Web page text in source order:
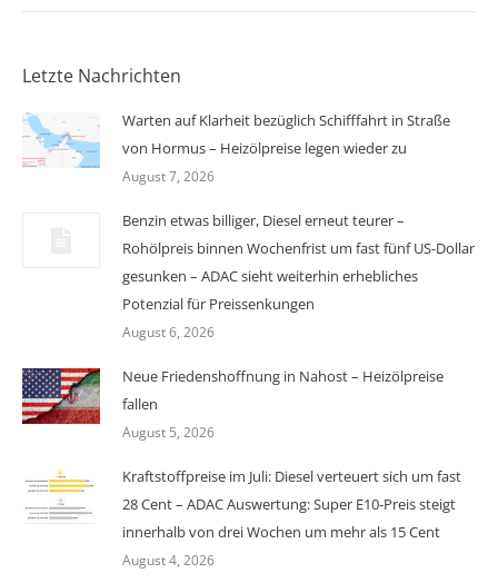
Letzte Nachrichten
Warten auf Klarheit bezüglich Schifffahrt in Straße
von Hormus – Heizölpreise legen wieder zu
August 7, 2026
Benzin etwas billiger, Diesel erneut teurer –
Rohölpreis binnen Wochenfrist um fast fünf US-Dollar
gesunken – ADAC sieht weiterhin erhebliches
Potenzial für Preissenkungen
August 6, 2026
Neue Friedenshoffnung in Nahost – Heizölpreise
fallen
August 5, 2026
Kraftstoffpreise im Juli: Diesel verteuert sich um fast
28 Cent – ADAC Auswertung: Super E10-Preis steigt
innerhalb von drei Wochen um mehr als 15 Cent
August 4, 2026